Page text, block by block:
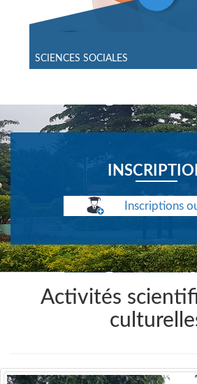
SCIENCES SOCIALES
Inscriptions
Activités